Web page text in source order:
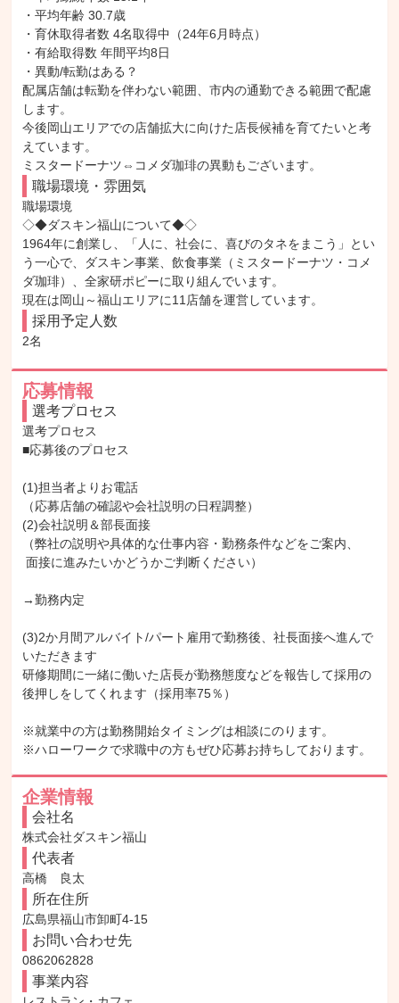
・平均年齢 30.7歳
・育休取得者数 4名取得中（24年6月時点）
・有給取得数 年間平均8日
・異動/転勤はある？
配属店舗は転勤を伴わない範囲、市内の通勤できる範囲で配慮
します。
今後岡山エリアでの店舗拡大に向けた店長候補を育てたいと考
えています。
ミスタードーナツ⇔コメダ珈琲の異動もございます。
職場環境・雰囲気
職場環境
◇◆ダスキン福山について◆◇
1964年に創業し、「人に、社会に、喜びのタネをまこう」とい
う一心で、ダスキン事業、飲食事業（ミスタードーナツ・コメ
ダ珈琲）、全家研ポピーに取り組んでいます。
現在は岡山～福山エリアに11店舗を運営しています。
採用予定人数
2名
応募情報
選考プロセス
選考プロセス
■応募後のプロセス
(1)担当者よりお電話
（応募店舗の確認や会社説明の日程調整）
(2)会社説明＆部長面接
（弊社の説明や具体的な仕事内容・勤務条件などをご案内、
→勤務内定
(3)2か月間アルバイト/パート雇用で勤務後、社長面接へ進んで
いただきます
研修期間に一緒に働いた店長が勤務態度などを報告して採用の
後押しをしてくれます（採用率75％）
※就業中の方は勤務開始タイミングは相談にのります。
※ハローワークで求職中の方もぜひ応募お持ちしております。
企業情報
会社名
株式会社ダスキン福山
代表者
高橋　良太
所在住所
広島県福山市卸町4-15
お問い合わせ先
0862062828
事業内容